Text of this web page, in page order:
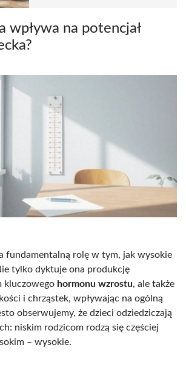
wpływa na potencjał
fundamentalną rolę w tym, jak wysokie
tylko dyktuje ona produkcję
kluczowego hormonu wzrostu, ale także
i chrząstek, wpływając na ogólną
obserwujemy, że dzieci odziedziczają
niskim rodzicom rodzą się częściej
– wysokie.